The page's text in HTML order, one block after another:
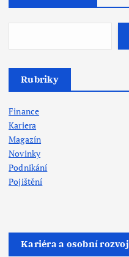
Rubriky
Finance
Kariera
Magazín
Novinky
Podnikání
Pojištění
Kariéra a osobní rozvoj